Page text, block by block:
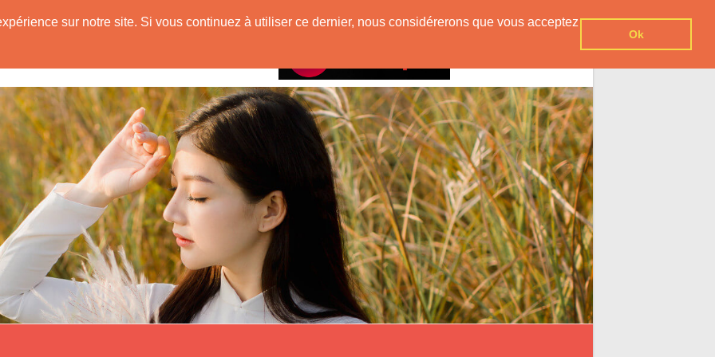
sur notre site. Si vous continuez à utiliser ce dernier, nous considérerons que vous acceptez
Ok
!